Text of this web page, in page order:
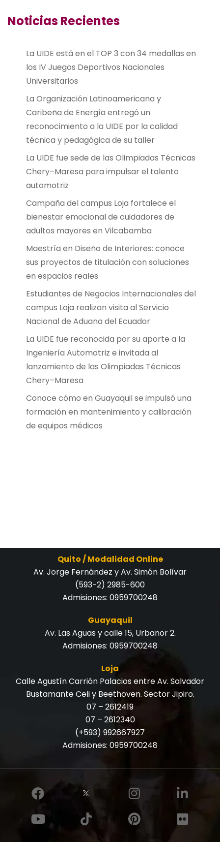
Noticias Recientes
La UIDE está en el TOP 3 con 34 medallas en
los IV Juegos Deportivos Nacionales
Universitarios
La Organización Latinoamericana y
Caribeña de Energía entregó un
reconocimiento a la UIDE por la calidad
técnica y pedagógica de su taller
La UIDE fue sede de las Olimpiadas Técnicas
Chery–Maresa para impulsar el talento
automotriz
Campaña del campus Loja fortalece el
bienestar emocional de cuidadores de
adultos mayores en Vilcabamba
Maestría en Diseño de Interiores: conoce
sus proyectos de titulación con soluciones
en espacios reales
Estudiantes de Negocios Internacionales del
campus Loja realizan visita al Servicio
Nacional de Aduana del Ecuador
La UIDE fue reconocida por su aporte a la
Ingeniería Automotriz e invitada al
lanzamiento de las Olimpiadas Técnicas
Chery–Maresa
Conoce cómo en Guayaquil se impulsó una
formación en mantenimiento y calibración
de equipos médicos
Quito / Modalidad Online
Av. Jorge Fernández y Av. Simón Bolívar
(593-2) 2985-600
Admisiones: 0959700248
Guayaquil
Av. Las Aguas y calle 15, Urbanor 2.
Admisiones: 0959700248
Loja
Calle Agustín Carrión Palacios entre Av. Salvador
Bustamante Celi y Beethoven. Sector Jipiro.
07 – 2612419
07 – 2612340
(+593) 992667927
Admisiones: 0959700248